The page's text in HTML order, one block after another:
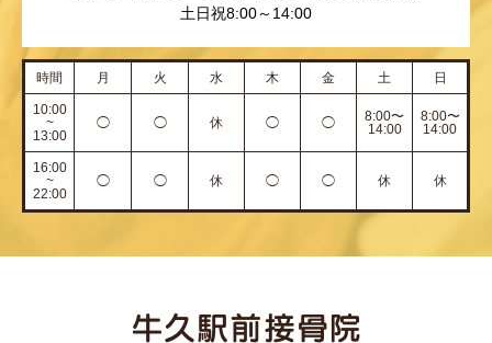
土日祝8:00～14:00
時間 月 火 水 木 金 土 日
10:00
~
13:00
◯ ◯ 休 ◯ ◯
8:00〜
14:00
8:00〜
14:00
16:00
~
22:00
◯ ◯ 休 ◯ ◯ 休 休